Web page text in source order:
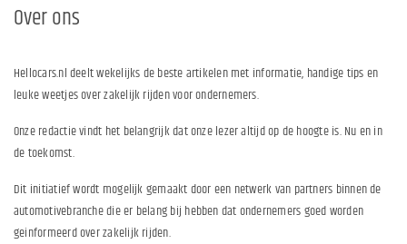
Over ons
Hellocars.nl deelt wekelijks de beste artikelen met informatie, handige tips en
leuke weetjes over zakelijk rijden voor ondernemers.
Onze redactie vindt het belangrijk dat onze lezer altijd op de hoogte is. Nu en in
de toekomst.
Dit initiatief wordt mogelijk gemaakt door een netwerk van partners binnen de
automotivebranche die er belang bij hebben dat ondernemers goed worden
geinformeerd over zakelijk rijden.